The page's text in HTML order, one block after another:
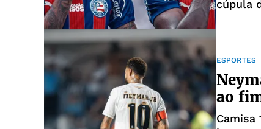
cúpula
ESPORTES
ao
Camisa